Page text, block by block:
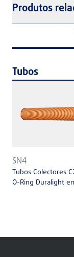
Produtos
Tubos
SN4
Tubos Colectores
O-Ring Duralight